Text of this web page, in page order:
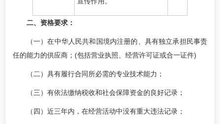
二、资格要求：
（一）在中华人民共和国境内注册的、具有独立承担民事责
任的能力的供应商；(包括营业执照、经营许可证或合一证件)
（二）具有履行合同所必需的专业技术能力；
（三）有依法缴纳税收和社会保障资金的良好记录；
（四）近三年内，在经营活动中没有重大违法记录；